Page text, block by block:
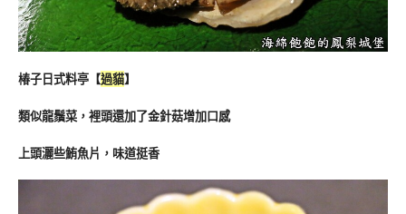
椿子日式料亭【過貓】
類似龍鬚菜，裡頭還加了金針菇增加口感
上頭灑些鮪魚片，味道挺香